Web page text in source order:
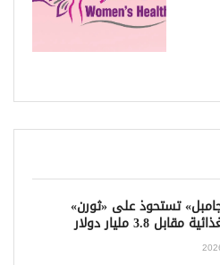
جامبل» تستحوذ على «ثورن»
3.8 مليار دولار